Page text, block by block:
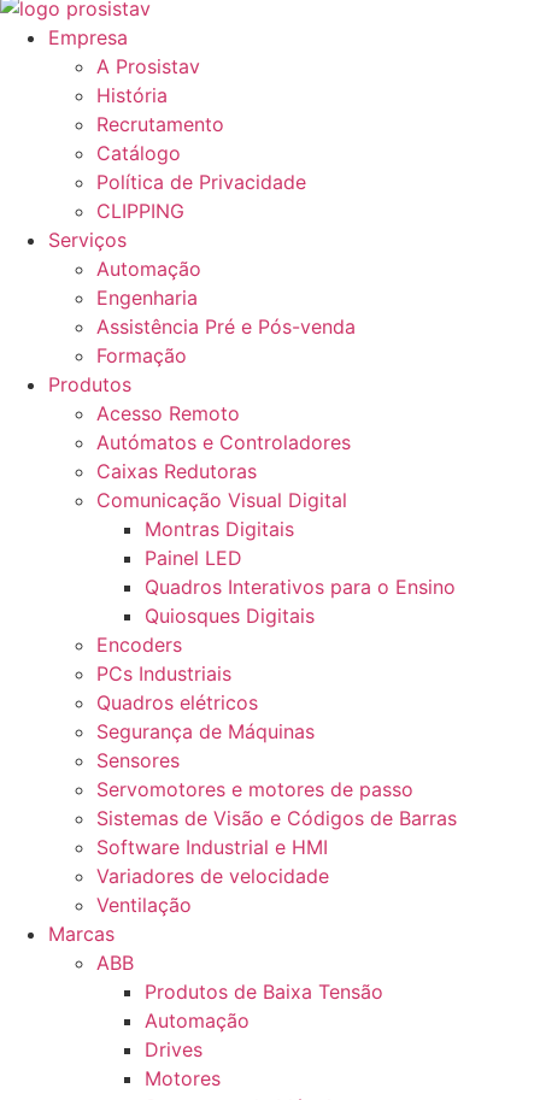
Empresa
A Prosistav
História
Recrutamento
Catálogo
Política de Privacidade
CLIPPING
Serviços
Automação
Engenharia
Assistência Pré e Pós-venda
Formação
Produtos
Acesso Remoto
Autómatos e Controladores
Caixas Redutoras
Comunicação Visual Digital
Montras Digitais
Painel LED
Quadros Interativos para o Ensino
Quiosques Digitais
Encoders
PCs Industriais
Quadros elétricos
Segurança de Máquinas
Sensores
Servomotores e motores de passo
Sistemas de Visão e Códigos de Barras
Software Industrial e HMI
Variadores de velocidade
Ventilação
Marcas
ABB
Produtos de Baixa Tensão
Automação
Drives
Motores